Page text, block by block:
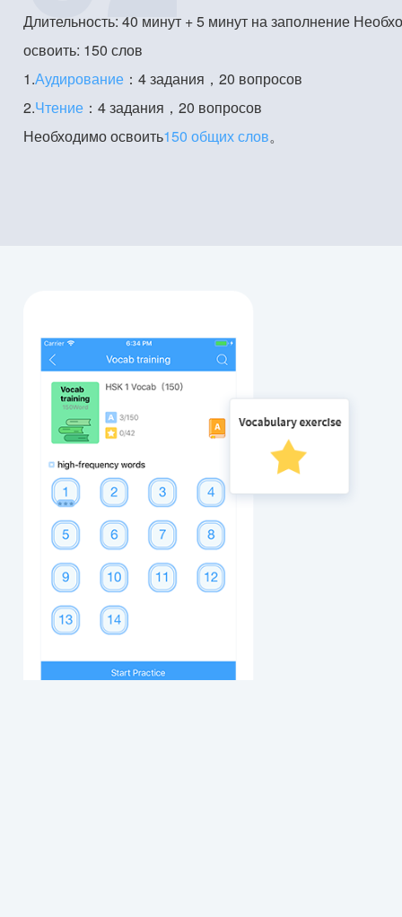
Длительность: 40 минут + 5 минут на заполнение
освоить: 150 слов
1.Аудирование ：4 задания，20 вопросов
2.Чтение ：4 задания，20 вопросов
Необходимо освоить150 общих слов。